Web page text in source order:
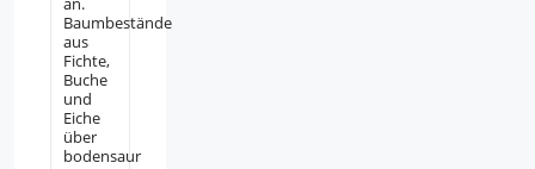
Baumbestände
aus
Fichte,
Buche
und
Eiche
über
bodensaur